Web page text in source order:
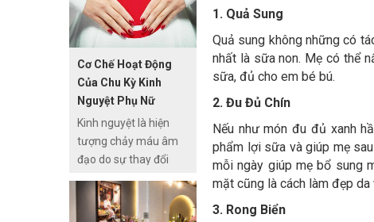
1. Quả Sung
Quả sung không những có
nhất là sữa non. Mẹ có thể
sữa, đủ cho em bé bú.
2. Đu Đủ Chín
Nếu như món đu đủ xanh
phẩm lợi sữa và giúp mẹ
mỗi ngày giúp mẹ bổ sung
mặt cũng là cách làm đẹp
3. Rong Biển
sức sống, đây được
coi là một trong
những tác nhân gây
ra mụn. Để cải thiện
tình trạng này, cách
tốt nhất ngoài việc ăn
uống những chất dinh
dưỡng giàu vitamin và
chất xơ mẹ bầu nên
sữa rửa mặt để giúp
làn da mặt thêm căng
Cơ Chế Hoạt Động
Của Chu Kỳ Kinh
Nguyệt Phụ Nữ
Kinh nguyệt là hiện
tượng chảy máu âm
đạo do sự thay đổi
sinh lý ở nữ giới. Hiện
tượng này lặp đi lặp lại
mỗi tháng trong giai